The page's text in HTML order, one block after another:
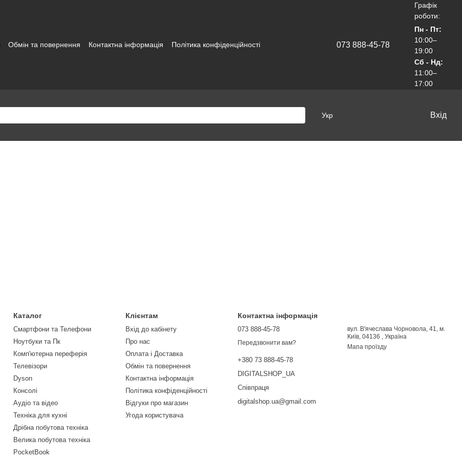
Обмін та повернення Контактна інформація
Політика конфіденційності
073 888-45-78
Графік
роботи:
Пн - Пт:
10:00–
19:00
Сб - Нд:
11:00–
17:00
Укр Вхід
Каталог
Смартфони та Телефони
Ноутбуки та Пк
Комп'ютерна переферія
Телевізори
Dyson
Консолі
Аудіо та відео
Техніка для кухні
Дрібна побутова техніка
Велика побутова техніка
PocketBook
Клієнтам
Вхід до кабінету
Про нас
Оплата і Доставка
Обмін та повернення
Контактна інформація
Політика конфіденційності
Відгуки про магазин
Угода користувача
Контактна інформація
073 888-45-78
Передзвонити вам?
+380 73 888-45-78
DIGITALSHOP_UA
Співпраця
digitalshop.ua@gmail.com
вул. В'ячеслава Чорновола, 41, м.
Київ, 04136 , Україна
Мапа проїзду